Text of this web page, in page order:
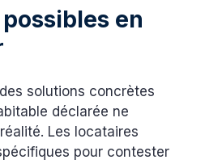
en
solutions concrètes
déclarée ne
Les locataires
pour contester